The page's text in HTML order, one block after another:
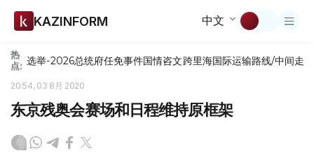
KAZINFORM 中文
热
点: 选举-2026总统府任免事件国情咨文跨里海国际运输路线/中间走廊
20:54, 03 8月 2020
东京残奥会赛场和日程维持原框架